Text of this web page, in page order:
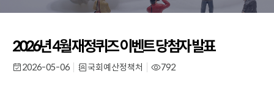
처
인
페
이
2026년 4월 재정퀴즈 이벤트 당첨자 발표
작
2026-05-06 부
국회예산정책처 조
792